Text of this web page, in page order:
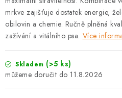
FAQ
mrkve zajišťuje dostatek energie,
obilovin a chemie. Ručně plněná
zažívání a vitálního psa. Více
Skladem (>5 ks)
11.8.2026